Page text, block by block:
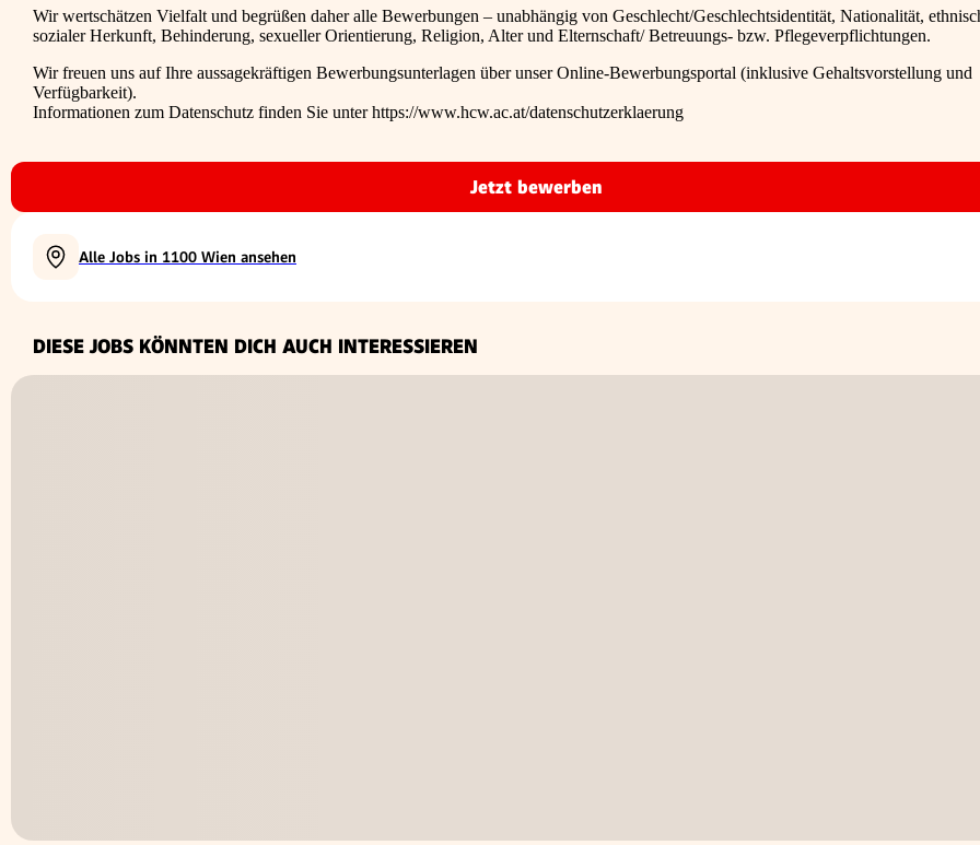
Wir wertschätzen Vielfalt und begrüßen daher alle Bewerbungen – unabhängig von Geschlecht/Geschlechtsidentität, Nationalität,
sozialer Herkunft, Behinderung, sexueller Orientierung, Religion, Alter und Elternschaft/ Betreuungs- bzw. Pflegeverpflichtungen.
Wir freuen uns auf Ihre aussagekräftigen Bewerbungsunterlagen über unser Online-Bewerbungsportal (inklusive Gehaltsvorstellung und
Verfügbarkeit).
Informationen zum Datenschutz finden Sie unter https://www.hcw.ac.at/datenschutzerklaerung
Jetzt bewerben
Alle Jobs in 1100 Wien ansehen
DIESE JOBS KÖNNTEN DICH AUCH INTERESSIEREN